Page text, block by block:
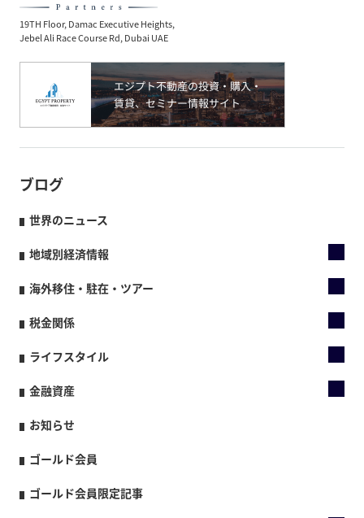
19TH Floor, Damac Executive Heights,
Jebel Ali Race Course Rd, Dubai UAE
ブログ
世界のニュース
地域別経済情報
海外移住・駐在・ツアー
税金関係
ライフスタイル
金融資産
お知らせ
ゴールド会員
ゴールド会員限定記事